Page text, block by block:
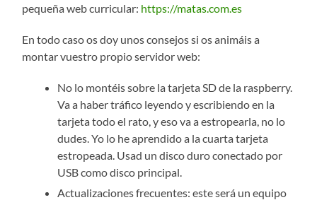
pequeña web curricular: https://matas.com.es
En todo caso os doy unos consejos si os animáis a
montar vuestro propio servidor web:
No lo montéis sobre la tarjeta SD de la raspberry.
Va a haber tráfico leyendo y escribiendo en la
tarjeta todo el rato, y eso va a estropearla, no lo
dudes. Yo lo he aprendido a la cuarta tarjeta
estropeada. Usad un disco duro conectado por
USB como disco principal.
Actualizaciones frecuentes: este será un equipo